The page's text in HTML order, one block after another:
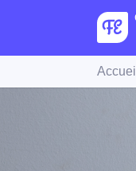
Accueil